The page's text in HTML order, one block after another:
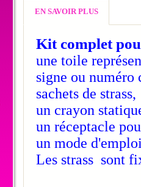
EN SAVOIR PLUS
Kit complet
une toile
signe ou numéro
sachets de strass,
un crayon
un réceptacle
un mode
Les strass sont